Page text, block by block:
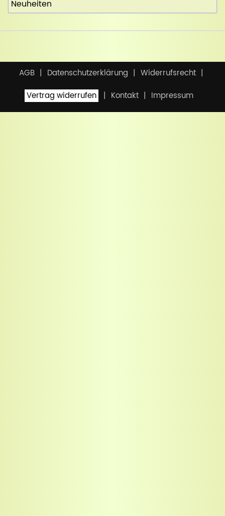
Neuheiten
AGB Datenschutzerklärung
Widerrufsrecht
Vertrag widerrufen
Kontakt Impressum